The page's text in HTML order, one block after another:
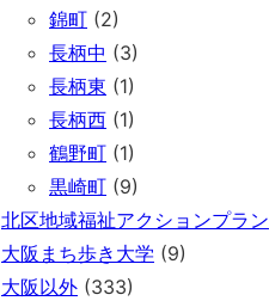
錦町 (2)
長柄中 (3)
長柄東 (1)
長柄西 (1)
鶴野町 (1)
黒崎町 (9)
北区地域福祉アクションプラン
大阪まち歩き大学 (9)
大阪以外 (333)